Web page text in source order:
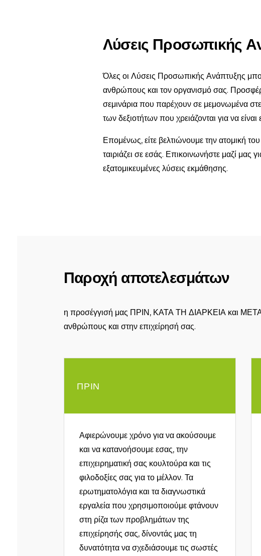
Λύσεις Προσωπικής
Όλες οι Λύσεις Προσωπικής Ανάπτυξης
ανθρώπους και τον οργανισμό σας.
σεμινάρια που παρέχουν σε μεμονωμένα
των δεξιοτήτων που χρειάζονται για να είναι
Επομένως, είτε βελτιώνουμε την ατομική
ταιριάζει σε εσάς. Επικοινωνήστε μαζί
εξατομικευμένες λύσεις εκμάθησης.
Παροχή αποτελεσμάτων
η προσέγγισή μας ΠΡΙΝ, ΚΑΤΑ ΤΗ ΔΙΑΡΚΕΙΑ και ΜΕΤΑ
ανθρώπους και στην επιχείρησή σας.
ΠΡΙΝ
Αφιερώνουμε χρόνο για να ακούσουμε
και να κατανοήσουμε εσας, την
επιχειρηματική σας κουλτούρα και τις
φιλοδοξίες σας για το μέλλον. Τα
ερωτηματολόγια και τα διαγνωστικά
εργαλεία που χρησιμοποιούμε φτάνουν
στη ρίζα των προβλημάτων της
επιχείρησής σας, δίνοντάς μας τη
δυνατότητα να σχεδιάσουμε τις σωστές